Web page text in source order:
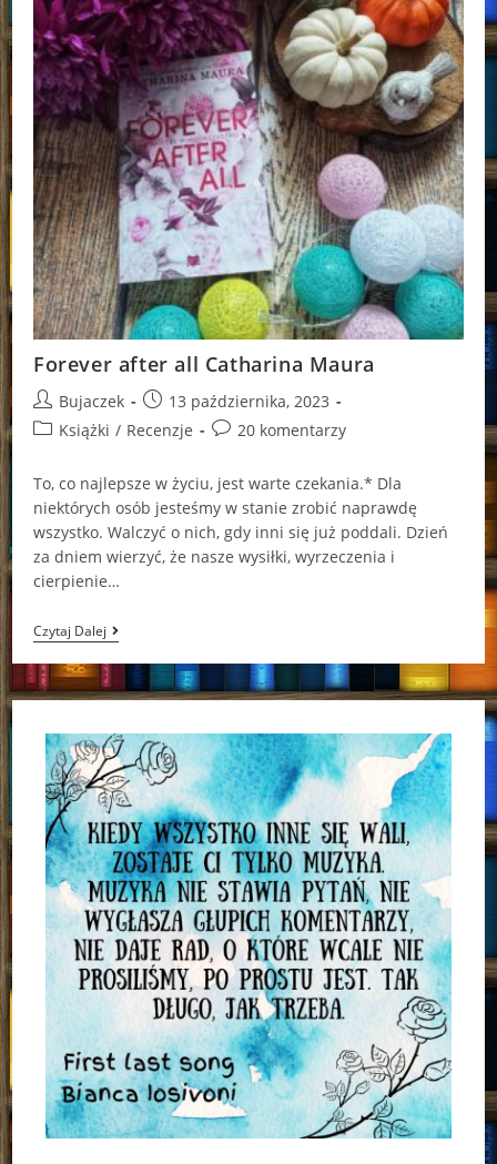
Forever after all Catharina Maura
Post
author:
Bujaczek
Post
published:
13 października, 2023
PostKsiążki / Recenzje
Post20 komentarzy
To, co najlepsze w życiu, jest warte czekania.* Dla
niektórych osób jesteśmy w stanie zrobić naprawdę
wszystko. Walczyć o nich, gdy inni się już poddali. Dzień
za dniem wierzyć, że nasze wysiłki, wyrzeczenia i
cierpienie…
Czytaj DalejForever
After
All
Catharina
Maura